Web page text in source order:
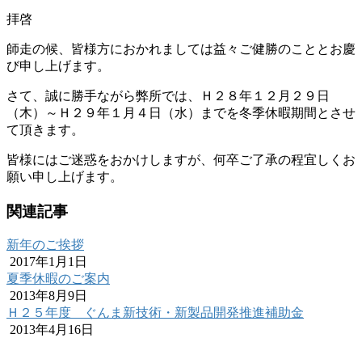
拝啓
師走の候、皆様方におかれましては益々ご健勝のこととお慶
び申し上げます。
さて、誠に勝手ながら弊所では、Ｈ２８年１２月２９日
（木）～Ｈ２９年１月４日（水）までを冬季休暇期間とさせ
て頂きます。
皆様にはご迷惑をおかけしますが、何卒ご了承の程宜しくお
願い申し上げます。
関連記事
新年のご挨拶
2017年1月1日
夏季休暇のご案内
2013年8月9日
Ｈ２５年度 ぐんま新技術・新製品開発推進補助金
2013年4月16日